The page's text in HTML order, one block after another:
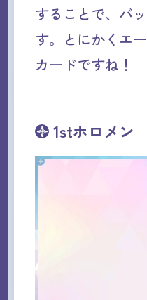
することで、バ
す。とにかくエ
カードですね！
1stホロメン